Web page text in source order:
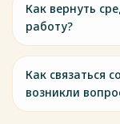
Как вернуть
работу?
Как связаться
возникли